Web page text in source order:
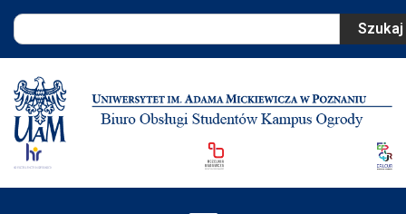
Szukaj